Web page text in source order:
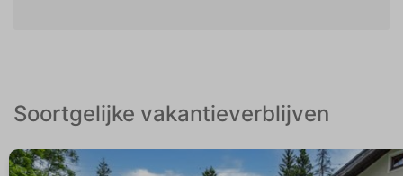
Soortgelijke vakantieverblijven